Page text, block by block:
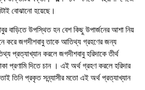
বোঝানো হয়েছে।
বাড়িতে উপস্থিত হন বেশ কিছু উপার্জনের আশা নিয়
করে জগদীশবাবু তাকে আতিথ্য গ্রহণের জন্য
প্রত্যাখ্যান করলে জগদীশবাবু হরিদাকে তীর্থ
প্রণামি দিতে চান । এই অর্থ গ্রহণ করলে হরিদার
তিনি প্রকৃত সন্ন্যাসীর মতো এই অর্থ প্রত্যাখ্যান